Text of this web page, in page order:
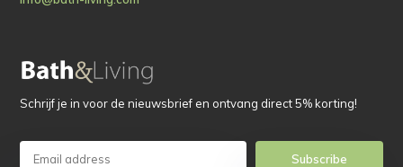
Schrijf je in voor de nieuwsbrief en ontvang direct 5% korting!
Subscribe